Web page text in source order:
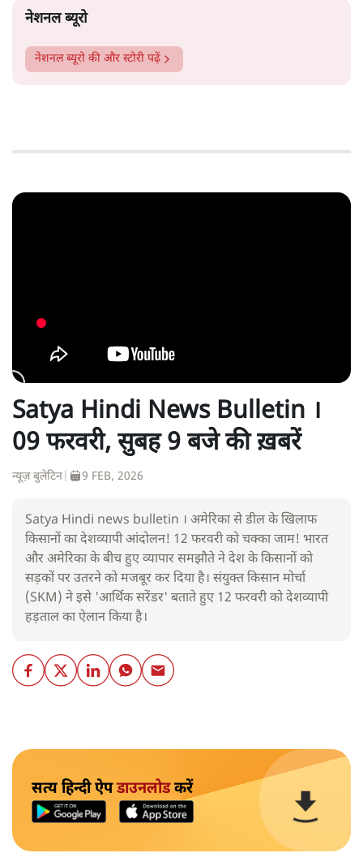
नेशनल ब्यूरो
नेशनल ब्यूरो की और स्टोरी पढ़ें
Satya Hindi News Bulletin ।
09 फरवरी, सुबह 9 बजे की ख़बरें
न्यूज़ बुलेटिन 9 FEB, 2026
Satya Hindi news bulletin । अमेरिका से डील के खिलाफ
किसानों का देशव्यापी आंदोलन! 12 फरवरी को चक्का जाम! भारत
और अमेरिका के बीच हुए व्यापार समझौते ने देश के किसानों को
सड़कों पर उतरने को मजबूर कर दिया है। संयुक्त किसान मोर्चा
(SKM) ने इसे 'आर्थिक सरेंडर' बताते हुए 12 फरवरी को देशव्यापी
हड़ताल का ऐलान किया है।
सत्य हिन्दी ऐपडाउनलोडकरें